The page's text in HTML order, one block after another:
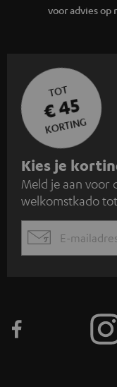
voor advies op
TOT
€ 45
KORTING
A
a
n
m
e
n
Kies je
Meld je aan voor
welkomstkado
EMAIL